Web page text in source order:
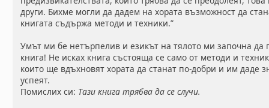
други. Бихме могли да дадем на хората възможност да
книгата съдържа методи и техники.”
Умът ми бе нетърпелив и езикът на тялото ми започна да
книга! Не исках книга състояща се само от методи и
които ще вдъхновят хората да станат по-добри и им даде
успеят.
Помислих си: Тази книга трябва да се случи.